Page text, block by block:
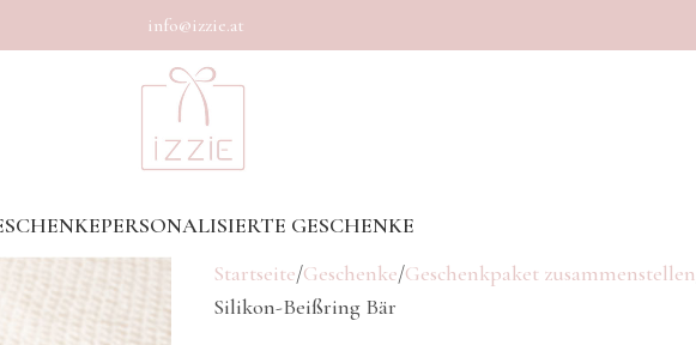
info@izzie.at
PERSONALISIERTE GESCHENKE
Startseite Geschenke Geschenkpaket zusammenstellen
Silikon-Beißring Bär